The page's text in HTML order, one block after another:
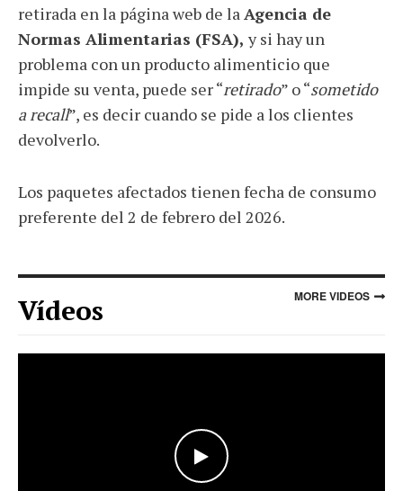
retirada en la página web de la Agencia de
Normas Alimentarias (FSA), y si hay un
problema con un producto alimenticio que
impide su venta, puede ser “retirado” o “sometido
a recall”, es decir cuando se pide a los clientes
devolverlo.
Los paquetes afectados tienen fecha de consumo
preferente del 2 de febrero del 2026.
Vídeos MORE VIDEOS
WATCH THE VIDEO